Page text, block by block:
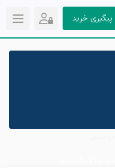
پیگیری خرید